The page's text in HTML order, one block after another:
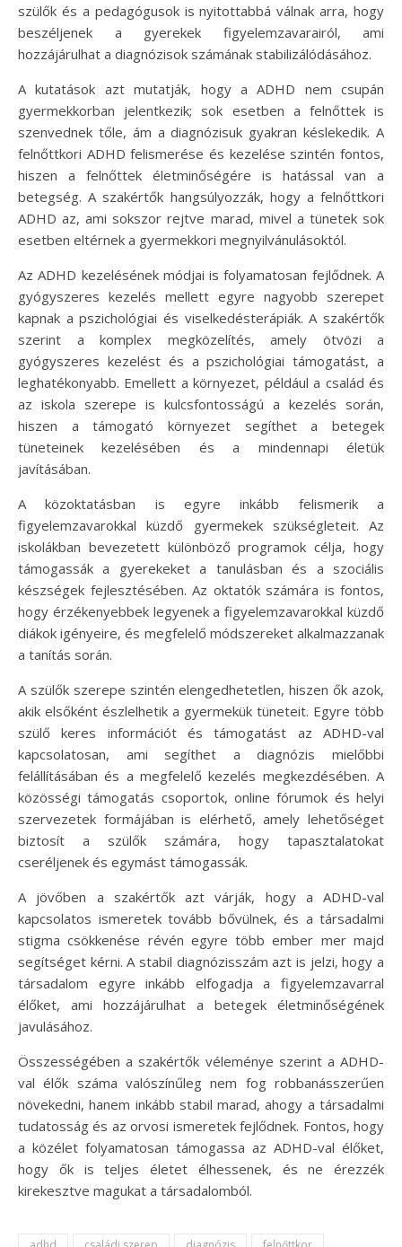
szülők és a pedagógusok is nyitottabbá válnak arra, hogy
beszéljenek a gyerekek figyelemzavarairól, ami
hozzájárulhat a diagnózisok számának stabilizálódásához.
A kutatások azt mutatják, hogy a ADHD nem csupán
gyermekkorban jelentkezik; sok esetben a felnőttek is
szenvednek tőle, ám a diagnózisuk gyakran késlekedik. A
felnőttkori ADHD felismerése és kezelése szintén fontos,
hiszen a felnőttek életminőségére is hatással van a
betegség. A szakértők hangsúlyozzák, hogy a felnőttkori
ADHD az, ami sokszor rejtve marad, mivel a tünetek sok
esetben eltérnek a gyermekkori megnyilvánulásoktól.
Az ADHD kezelésének módjai is folyamatosan fejlődnek. A
gyógyszeres kezelés mellett egyre nagyobb szerepet
kapnak a pszichológiai és viselkedésterápiák. A szakértők
szerint a komplex megközelítés, amely ötvözi a
gyógyszeres kezelést és a pszichológiai támogatást, a
leghatékonyabb. Emellett a környezet, például a család és
az iskola szerepe is kulcsfontosságú a kezelés során,
hiszen a támogató környezet segíthet a betegek
tüneteinek kezelésében és a mindennapi életük
javításában.
A közoktatásban is egyre inkább felismerik a
figyelemzavarokkal küzdő gyermekek szükségleteit. Az
iskolákban bevezetett különböző programok célja, hogy
támogassák a gyerekeket a tanulásban és a szociális
készségek fejlesztésében. Az oktatók számára is fontos,
hogy érzékenyebbek legyenek a figyelemzavarokkal küzdő
diákok igényeire, és megfelelő módszereket alkalmazzanak
a tanítás során.
A szülők szerepe szintén elengedhetetlen, hiszen ők azok,
akik elsőként észlelhetik a gyermekük tüneteit. Egyre több
szülő keres információt és támogatást az ADHD-val
kapcsolatosan, ami segíthet a diagnózis mielőbbi
felállításában és a megfelelő kezelés megkezdésében. A
közösségi támogatás csoportok, online fórumok és helyi
szervezetek formájában is elérhető, amely lehetőséget
biztosít a szülők számára, hogy tapasztalatokat
cseréljenek és egymást támogassák.
A jövőben a szakértők azt várják, hogy a ADHD-val
kapcsolatos ismeretek tovább bővülnek, és a társadalmi
stigma csökkenése révén egyre több ember mer majd
segítséget kérni. A stabil diagnózisszám azt is jelzi, hogy a
társadalom egyre inkább elfogadja a figyelemzavarral
élőket, ami hozzájárulhat a betegek életminőségének
javulásához.
Összességében a szakértők véleménye szerint a ADHD-
val élők száma valószínűleg nem fog robbanásszerűen
növekedni, hanem inkább stabil marad, ahogy a társadalmi
tudatosság és az orvosi ismeretek fejlődnek. Fontos, hogy
a közélet folyamatosan támogassa az ADHD-val élőket,
hogy ők is teljes életet élhessenek, és ne érezzék
kirekesztve magukat a társadalomból.